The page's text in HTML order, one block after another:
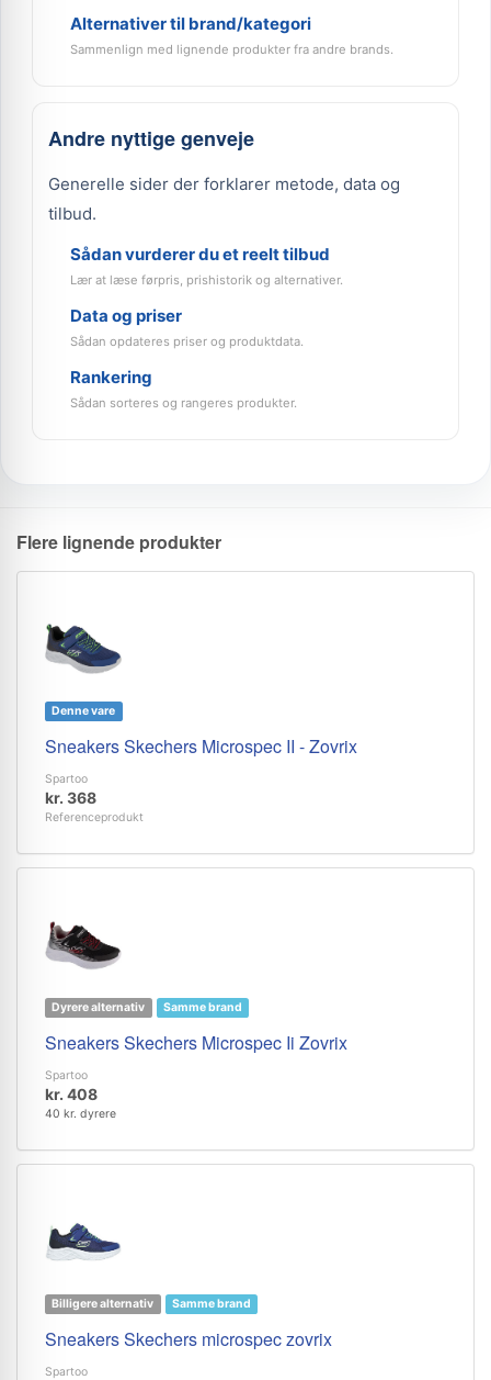
Alternativer til brand/kategori
Sammenlign med lignende produkter fra andre brands.
Andre nyttige genveje
Generelle sider der forklarer metode, data og
tilbud.
Sådan vurderer du et reelt tilbud
Lær at læse førpris, prishistorik og alternativer.
Data og priser
Sådan opdateres priser og produktdata.
Rankering
Sådan sorteres og rangeres produkter.
Flere lignende produkter
Denne vare
Sneakers Skechers Microspec II - Zovrix
Spartoo
kr. 368
Referenceprodukt
Dyrere alternativ Samme brand
Sneakers Skechers Microspec Ii Zovrix
Spartoo
kr. 408
40 kr. dyrere
Billigere alternativ Samme brand
Sneakers Skechers microspec zovrix
Spartoo